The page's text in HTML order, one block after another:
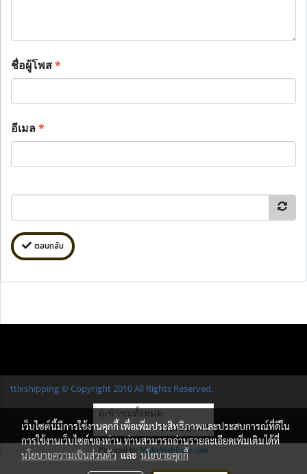
ชื่อผู้โพส*
อีเมล*
ตอบกลับ
ttlxshipping © Copyright 2010 All Rights Reserved.
ผู้เข้าชมทั้งหมด
17,364,704
Powered by MakeWebEasy.com
เว็บไซต์นี้มีการใช้งานคุกกี้ เพื่อเพิ่มประสิทธิภาพและประสบการณ์ที่ดีใน
การใช้งานเว็บไซต์ของท่าน ท่านสามารถอ่านรายละเอียดเพิ่มเติมได้ที่
นโยบายความเป็นส่วนตัวและ นโยบายคุกกี้